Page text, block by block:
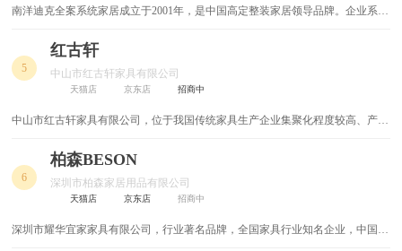
适老床头柜
淋浴椅
柚木家具 桌子
铁艺沙发
钢木家具
南洋迪克全案系统家居成立于2001年，是中国高定整装家居领导品牌。企业系中
产产业协会标准《装配式内装修技术标准》参编单位、中国建筑学会室内设计分
会支持机构以及中国驰名商标。
5
红古轩
中山市红古轩家具有限公司
天猫店 京东店 招商中
中山市红古轩家具有限公司，位于我国传统家具生产企业集聚化程度较高、产业
爱，一群年轻的工匠创立了红古轩，凭借精湛的工艺和不凡的审美品位，迅速发
展壮大。目前，红古轩产品畅销全国各地中国，在全国有100多个专卖店和经销
店。
6
柏森BESON
深圳市柏森家居用品有限公司
天猫店 京东店 招商中
深圳市耀华宜家家具有限公司，行业著名品牌，全国家具行业知名企业，中国消